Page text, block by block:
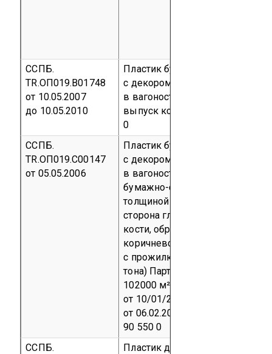
ССПБ.
TR.ОП019.В01748
от 10.05.2007
до 10.05.2010
Пластик бумажно-слоистый
с декором HPL применяемый
в вагоностроении
выпуск код ТН ВЭД 3921 90
0
ССПБ.
TR.ОП019.С00147
от 05.05.2006
Пластик бумажно-слоистый
с декором HPL применяемый
в вагоностроении (пластины
бумажно-слоистого пластика
толщиной 1,5 мм, лицевая
сторона гладкая цвета
кости, обратная сторона
коричневого цвета
с прожилками более светлого
тона) Партия в количестве
102000 м², контракт № 245/06
от 10/01/2006, инвойс №27/
от 06.02.2006г.
90 550 0
ССПБ.
Пластик декоративный